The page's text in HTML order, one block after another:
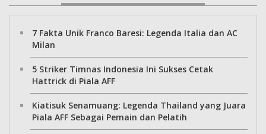
7 Fakta Unik Franco Baresi: Legenda Italia dan AC
Milan
5 Striker Timnas Indonesia Ini Sukses Cetak
Hattrick di Piala AFF
Kiatisuk Senamuang: Legenda Thailand yang Juara
Piala AFF Sebagai Pemain dan Pelatih